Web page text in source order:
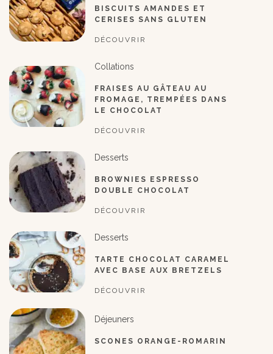
BISCUITS AMANDES ET
CERISES SANS GLUTEN
DÉCOUVRIR
Collations
FRAISES AU GÂTEAU AU
FROMAGE, TREMPÉES DANS
LE CHOCOLAT
DÉCOUVRIR
Desserts
BROWNIES ESPRESSO
DOUBLE CHOCOLAT
DÉCOUVRIR
Desserts
TARTE CHOCOLAT CARAMEL
AVEC BASE AUX BRETZELS
DÉCOUVRIR
Déjeuners
SCONES ORANGE-ROMARIN